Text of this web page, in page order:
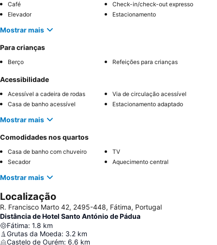
Café
Check-in/check-out expresso
Elevador
Estacionamento
Mostrar mais
Para crianças
Berço Refeições para crianças
Acessibilidade
Acessível a cadeira de rodas
Via de circulação acessível
Casa de banho acessível
Estacionamento adaptado
Mostrar mais
Comodidades nos quartos
Casa de banho com chuveiro
TV
Secador
Aquecimento central
Mostrar mais
Localização
R. Francisco Marto 42, 2495-448, Fátima, Portugal
Distância de Hotel Santo António de Pádua
Fátima: 1.8 km
Grutas da Moeda: 3.2 km
Castelo de Ourém: 6.6 km